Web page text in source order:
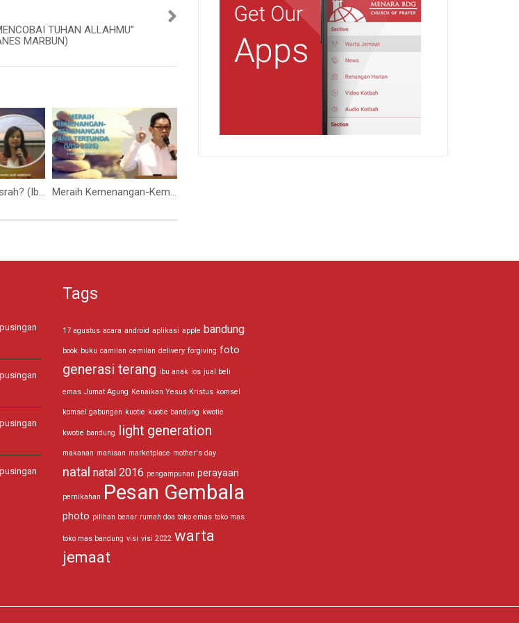
TUHAN ALLAHMU”
MARBUN)
Tags
17 agustus acara android aplikasi apple bandung
book buku camilan cemilan delivery forgiving foto
generasi terang ibu anak ios jual beli
emas Jumat Agung Kenaikan Yesus Kristus komsel
komsel gabungan kuotie kuotie bandung kwotie
kwotie bandung light generation
makanan manisan marketplace mother's day
natal natal 2016 pengampunan perayaan
pernikahan Pesan Gembala
photo pilihan benar rumah doa toko emas toko mas
toko mas bandung visi visi 2022 warta
jemaat